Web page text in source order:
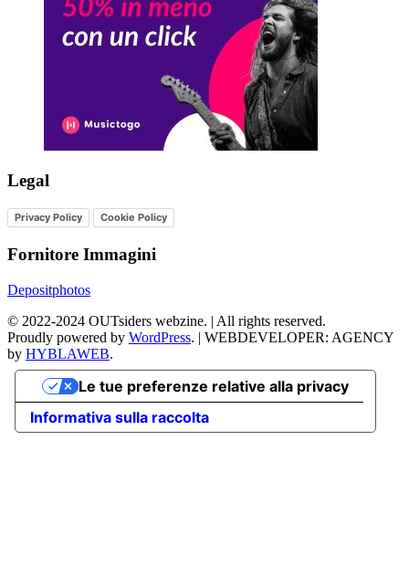
Legal
Privacy Policy Cookie Policy
Fornitore Immagini
Depositphotos
© 2022-2024 OUTsiders webzine. | All rights reserved.
Proudly powered by WordPress. | WEBDEVELOPER: AGENCY
by HYBLAWEB.
Informativa sulla raccolta
Le tue preferenze relative alla privacy